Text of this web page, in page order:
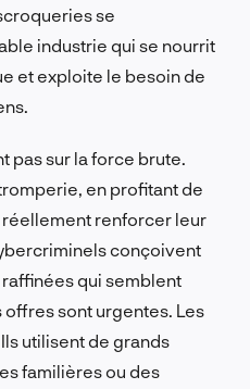
se
industrie qui se nourrit
et exploite le besoin de
pas sur la force brute.
en profitant de
renforcer leur
conçoivent
qui semblent
sont urgentes. Les
utilisent de grands
familières ou des